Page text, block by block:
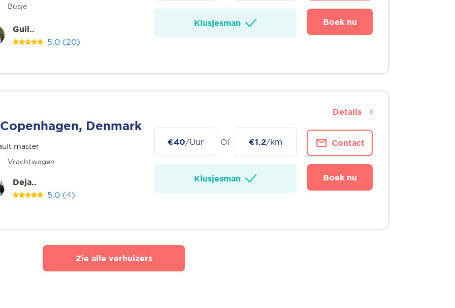
Busje
Guil..
5.0 (20)
Klusjesman Boek nu
Copenhagen, Denmark
master
Vrachtwagen
Deja..
5.0 (4)
€40/Uur Of €1.2/km
Klusjesman
Contact
Boek nu
Details
Zie alle verhuizers